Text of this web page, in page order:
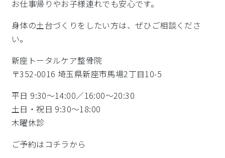
お仕事帰りやお子様連れでも安心です。
身体の土台づくりをしたい方は、ぜひご相談くださ
い。
新座トータルケア整骨院
〒352-0016 埼玉県新座市馬場2丁目10-5
平日 9:30〜14:00／16:00〜20:30
土日・祝日 9:30〜18:00
木曜休診
ご予約はコチラから